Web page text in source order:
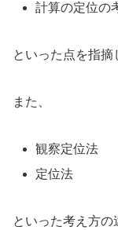
計算の定位の
といった点を指摘
また、
観察定位法
定位法
といった考え方